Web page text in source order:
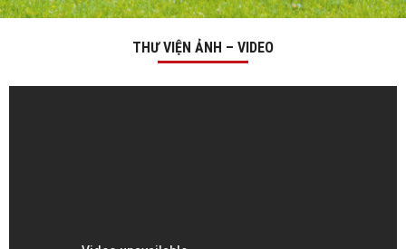
THƯ VIỆN ẢNH – VIDEO